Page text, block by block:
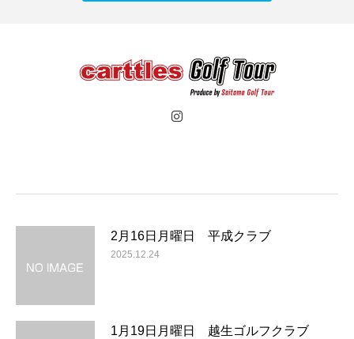
2月16日月曜日 平成クラブ
2025.12.24
1月19日月曜日 越生ゴルフクラブ